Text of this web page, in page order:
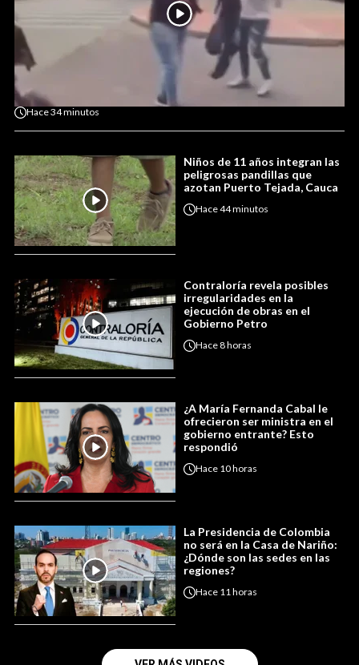
Hace34 minutos
Niños de 11 años integran las
peligrosas pandillas que
azotan Puerto Tejada, Cauca
Hace44 minutos
Contraloría revela posibles
irregularidades en la
ejecución de obras en el
Gobierno Petro
Hace8 horas
¿A María Fernanda Cabal le
ofrecieron ser ministra en el
gobierno entrante? Esto
respondió
Hace 10 horas
La Presidencia de Colombia
no será en la Casa de Nariño:
¿Dónde son las sedes en las
regiones?
Hace 11 horas